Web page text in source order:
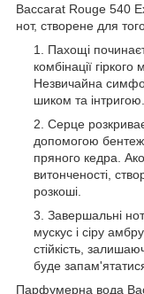
Baccarat Rouge 540
нот, створене для
Пахощі
комбінації
Незвичайна
шиком та інтригою.
Серце
допомогою
пряного кедра.
витонченості,
розкоші.
Завершальні
мускус і сіру
стійкість,
буде
Парфумерна вода